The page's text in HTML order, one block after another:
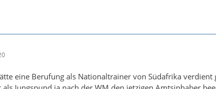
eine Berufung als Nationaltrainer von Südafrika verdient